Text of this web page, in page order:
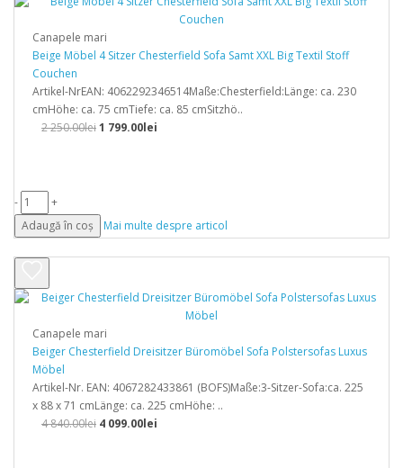
Canapele mari
Beige Möbel 4 Sitzer Chesterfield Sofa Samt XXL Big Textil Stoff
Couchen
Artikel-NrEAN: 4062292346514Maße:Chesterfield:Länge: ca. 230
cmHöhe: ca. 75 cmTiefe: ca. 85 cmSitzhö..
2 250.00lei1 799.00lei
-
+
Adaugă în coș
Mai multe despre articol
Canapele mari
Beiger Chesterfield Dreisitzer Büromöbel Sofa Polstersofas Luxus
Möbel
Artikel-Nr. EAN: 4067282433861 (BOFS)Maße:3-Sitzer-Sofa:ca. 225
x 88 x 71 cmLänge: ca. 225 cmHöhe: ..
4 840.00lei 4 099.00lei